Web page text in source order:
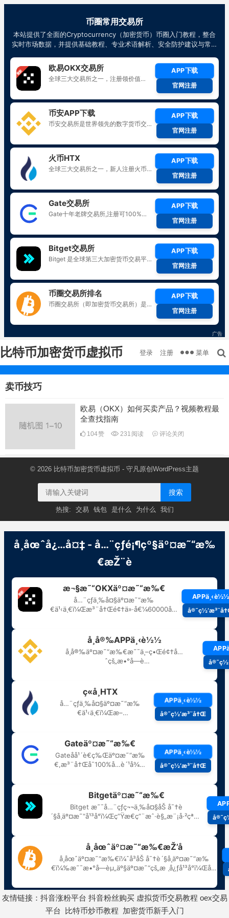
比特币加密货币虚拟币 登录 注册 菜单
卖币技巧
欧易（OKX）如何买卖产品？视频教程最
全查找指南
104赞 231 阅读 评论关闭
© 2026 比特币加密货币虚拟币 - 守凡原创 WordPress主题
搜索
热搜: 交易 钱包 是什么 为什么 我们
友情链接： 抖音涨粉平台 抖音粉丝购买 虚拟货币交易教程 oex交易
平台
比特币炒币教程 加密货币新手入门